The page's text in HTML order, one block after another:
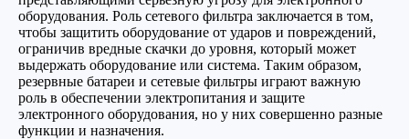
оборудования. Роль сетевого фильтра заключается в том,
чтобы защитить оборудование от ударов и повреждений,
ограничив вредные скачки до уровня, который может
выдержать оборудование или система. Таким образом,
резервные батареи и сетевые фильтры играют важную
роль в обеспечении электропитания и защите
электронного оборудования, но у них совершенно разные
функции и назначения.